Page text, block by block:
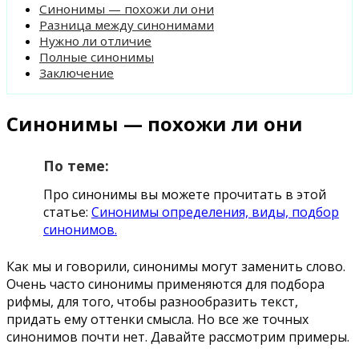
Синонимы — похожи ли они
Разница между синонимами
Нужно ли отличие
Полные синонимы
Заключение
Синонимы — похожи ли они
По теме:
Про синонимы вы можете прочитать в этой
статье: Синонимы определения, виды, подбор
синонимов.
Как мы и говорили, синонимы могут заменить слово.
Очень часто синонимы применяются для подбора
рифмы, для того, чтобы разнообразить текст,
придать ему оттенки смысла. Но все же точных
синонимов почти нет. Давайте рассмотрим примеры.